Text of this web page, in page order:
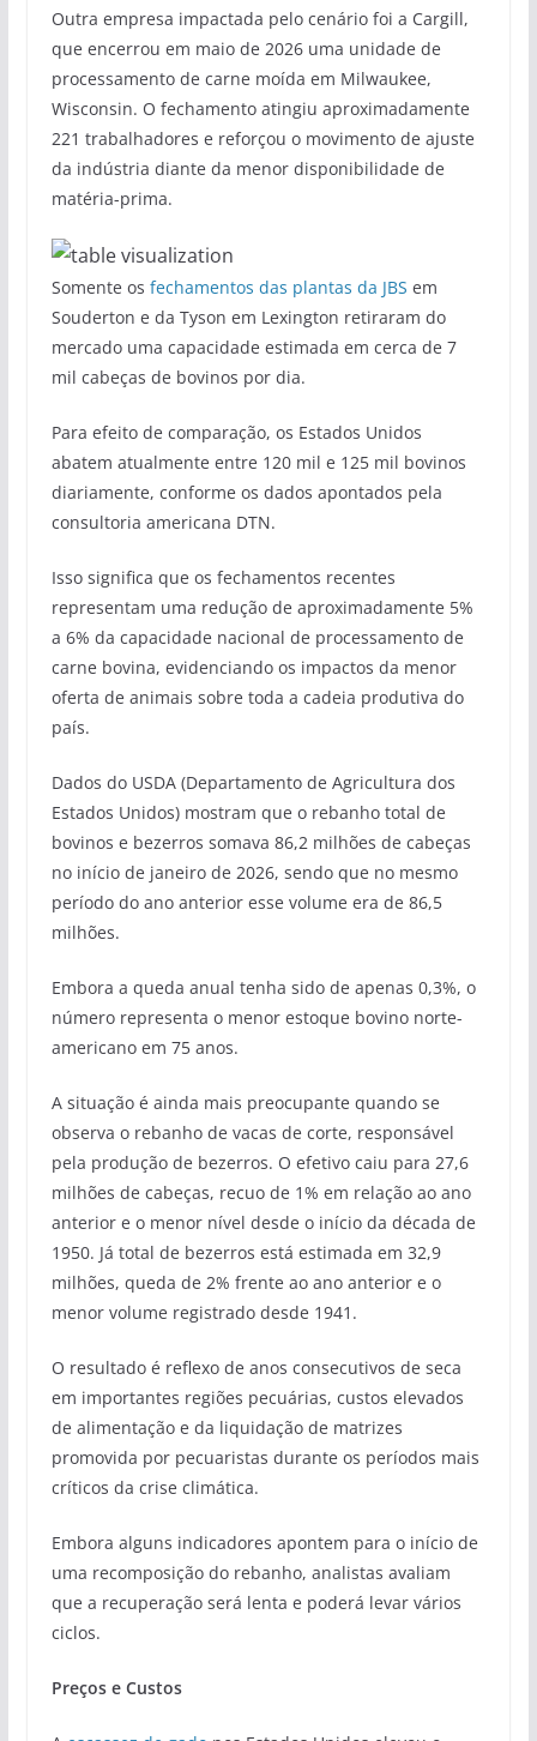
Outra empresa impactada pelo cenário foi a Cargill,
que encerrou em maio de 2026 uma unidade de
processamento de carne moída em Milwaukee,
Wisconsin. O fechamento atingiu aproximadamente
221 trabalhadores e reforçou o movimento de ajuste
da indústria diante da menor disponibilidade de
matéria-prima.
Somente os fechamentos das plantas da JBS em
Souderton e da Tyson em Lexington retiraram do
mercado uma capacidade estimada em cerca de 7
mil cabeças de bovinos por dia.
Para efeito de comparação, os Estados Unidos
abatem atualmente entre 120 mil e 125 mil bovinos
diariamente, conforme os dados apontados pela
consultoria americana DTN.
Isso significa que os fechamentos recentes
representam uma redução de aproximadamente 5%
a 6% da capacidade nacional de processamento de
carne bovina, evidenciando os impactos da menor
oferta de animais sobre toda a cadeia produtiva do
país.
Dados do USDA (Departamento de Agricultura dos
Estados Unidos) mostram que o rebanho total de
bovinos e bezerros somava 86,2 milhões de cabeças
no início de janeiro de 2026, sendo que no mesmo
período do ano anterior esse volume era de 86,5
milhões.
Embora a queda anual tenha sido de apenas 0,3%, o
número representa o menor estoque bovino norte-
americano em 75 anos.
A situação é ainda mais preocupante quando se
observa o rebanho de vacas de corte, responsável
pela produção de bezerros. O efetivo caiu para 27,6
milhões de cabeças, recuo de 1% em relação ao ano
anterior e o menor nível desde o início da década de
1950. Já total de bezerros está estimada em 32,9
milhões, queda de 2% frente ao ano anterior e o
menor volume registrado desde 1941.
O resultado é reflexo de anos consecutivos de seca
em importantes regiões pecuárias, custos elevados
de alimentação e da liquidação de matrizes
promovida por pecuaristas durante os períodos mais
críticos da crise climática.
Embora alguns indicadores apontem para o início de
uma recomposição do rebanho, analistas avaliam
que a recuperação será lenta e poderá levar vários
ciclos.
Preços e Custos